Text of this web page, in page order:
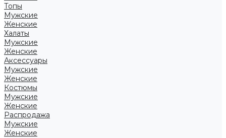
Топы
Мужские
Женские
Халаты
Мужские
Женские
Аксессуары
Мужские
Женские
Костюмы
Мужские
Женские
Распродажа
Мужские
Женские